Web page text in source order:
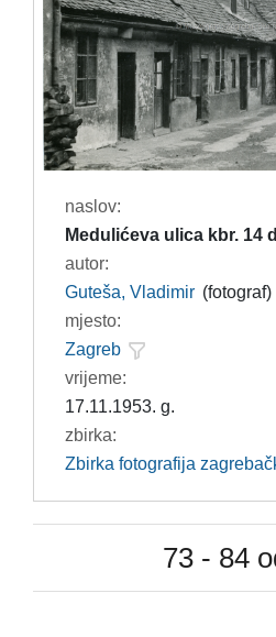
naslov:
Medulićeva ulica kbr. 14
autor:
Guteša, Vladimir (fotograf)
mjesto:
Zagreb
vrijeme:
17.11.1953. g.
zbirka:
Zbirka fotografija
73 - 84